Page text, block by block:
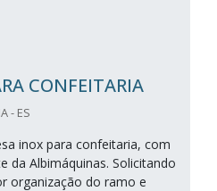
CONFEITARIA
- ES
inox para confeitaria, com
da Albimáquinas. Solicitando
organização do ramo e